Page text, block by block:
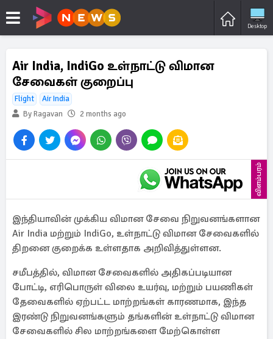
Desktop
Air India, IndiGo உள்நாட்டு விமான
சேவைகள் குறைப்பு
Flight
Air India
By Ragavan
2 months ago
விளம்பரம்
இந்தியாவின் முக்கிய விமான சேவை நிறுவனங்களான
Air India மற்றும் IndiGo, உள்நாட்டு விமான சேவைகளில்
திறனை குறைக்க உள்ளதாக அறிவித்துள்ளன.
சமீபத்தில், விமான சேவைகளில் அதிகப்படியான
போட்டி, எரிபொருள் விலை உயர்வு, மற்றும் பயணிகள்
தேவைகளில் ஏற்பட்ட மாற்றங்கள் காரணமாக, இந்த
இரண்டு நிறுவனங்களும் தங்களின் உள்நாட்டு விமான
சேவைகளில் சில மாற்றங்களை மேற்கொள்ள